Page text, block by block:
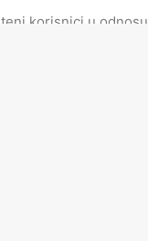
korisnici u